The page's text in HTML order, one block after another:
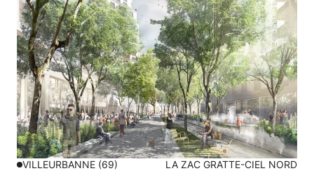
VILLEURBANNE (69) LA ZAC GRATTE-CIEL NORD